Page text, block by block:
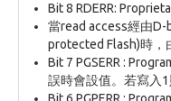
Bit 8 RDERR:
當read access經由
protected Flash)時，
Bit 7 PGSERR :
誤時會設值。若寫入1